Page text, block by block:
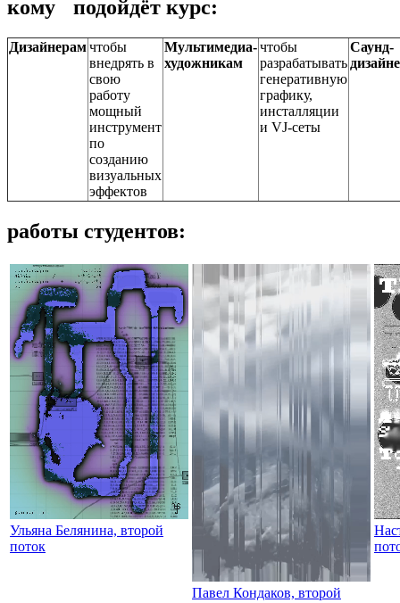
кому подойдёт курс:
Дизайнерамчтобы
внедрять в
свою
работу
мощный
инструмент
по
созданию
визуальных
эффектов
Мультимедиа-
художникам
чтобы
разрабатывать
генеративную
графику,
инсталляции
и VJ-сеты
Саунд-
работы студентов:
Ульяна Белянина, второй
поток
Павел Кондаков, второй